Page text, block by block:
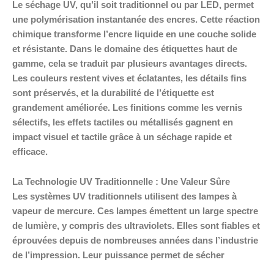
Le séchage UV, qu’il soit traditionnel ou par LED, permet
une polymérisation instantanée des encres. Cette réaction
chimique transforme l’encre liquide en une couche solide
et résistante. Dans le domaine des étiquettes haut de
gamme, cela se traduit par plusieurs avantages directs.
Les couleurs restent vives et éclatantes, les détails fins
sont préservés, et la durabilité de l’étiquette est
grandement améliorée. Les finitions comme les vernis
sélectifs, les effets tactiles ou métallisés gagnent en
impact visuel et tactile grâce à un séchage rapide et
efficace.
La Technologie UV Traditionnelle : Une Valeur Sûre
Les systèmes UV traditionnels utilisent des lampes à
vapeur de mercure. Ces lampes émettent un large spectre
de lumière, y compris des ultraviolets. Elles sont fiables et
éprouvées depuis de nombreuses années dans l’industrie
de l’impression. Leur puissance permet de sécher